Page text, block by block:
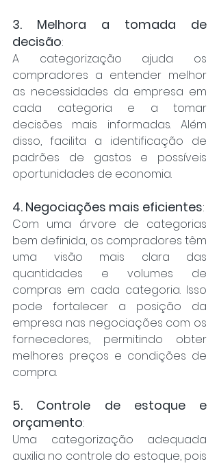
3. Melhora a tomada de
decisão:
A categorização ajuda os
compradores a entender melhor
as necessidades da empresa em
cada categoria e a tomar
decisões mais informadas. Além
disso, facilita a identificação de
padrões de gastos e possíveis
oportunidades de economia.
4. Negociações mais eficientes
Com uma árvore de categorias
bem definida, os compradores têm
uma visão mais clara das
quantidades e volumes de
compras em cada categoria. Isso
pode fortalecer a posição da
empresa nas negociações com os
fornecedores, permitindo obter
melhores preços e condições de
compra.
5. Controle de estoque e
orçamento:
Uma categorização adequada
auxilia no controle do estoque, pois